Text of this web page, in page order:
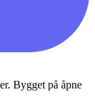
Bygget på åpne